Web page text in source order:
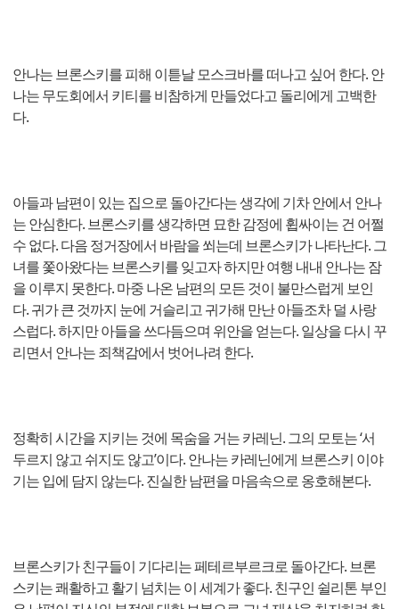
안나는 브론스키를 피해 이튿날 모스크바를 떠나고 싶어 한다. 안
나는 무도회에서 키티를 비참하게 만들었다고 돌리에게 고백한
다.
아들과 남편이 있는 집으로 돌아간다는 생각에 기차 안에서 안나
는 안심한다. 브론스키를 생각하면 묘한 감정에 휩싸이는 건 어쩔
수 없다. 다음 정거장에서 바람을 쐬는데 브론스키가 나타난다. 그
녀를 쫓아왔다는 브론스키를 잊고자 하지만 여행 내내 안나는 잠
을 이루지 못한다. 마중 나온 남편의 모든 것이 불만스럽게 보인
다. 귀가 큰 것까지 눈에 거슬리고 귀가해 만난 아들조차 덜 사랑
스럽다. 하지만 아들을 쓰다듬으며 위안을 얻는다. 일상을 다시 꾸
리면서 안나는 죄책감에서 벗어나려 한다.
정확히 시간을 지키는 것에 목숨을 거는 카레닌. 그의 모토는 ‘서
두르지 않고 쉬지도 않고’이다. 안나는 카레닌에게 브론스키 이야
기는 입에 담지 않는다. 진실한 남편을 마음속으로 옹호해본다.
브론스키가 친구들이 기다리는 페테르부르크로 돌아간다. 브론
스키는 쾌활하고 활기 넘치는 이 세계가 좋다. 친구인 쉴리톤 부인